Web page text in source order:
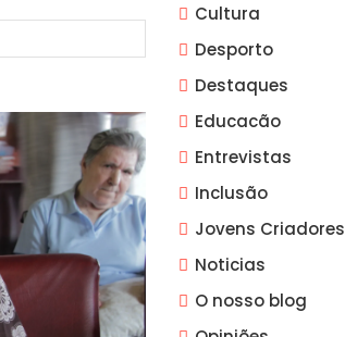
Cultura
Desporto
Destaques
Educacão
Entrevistas
Inclusão
Jovens Criadores
Noticias
O nosso blog